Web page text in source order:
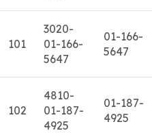
101
3020-
01-166-
5647
01-166-
5647
102
4810-
01-187-
4925
01-187-
4925